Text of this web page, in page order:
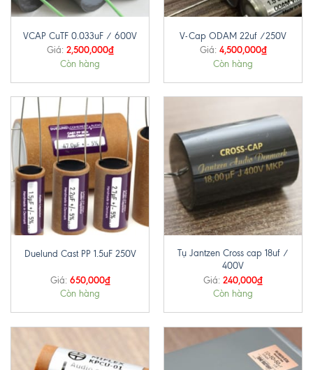
VCAP CuTF 0.033uF / 600V
Giá: 2,500,000₫
Còn hàng
V-Cap ODAM 22uf /250V
Giá: 4,500,000₫
Còn hàng
Duelund Cast PP 1.5uF 250V
Giá: 650,000₫
Còn hàng
Tụ Jantzen Cross cap 18uf /
400V
Giá: 240,000₫
Còn hàng